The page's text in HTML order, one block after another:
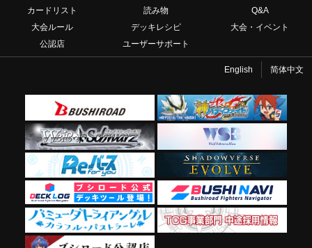
カードリスト
読み物
Q&A
大会ルール
デッキレシピ
大会・イベント
公認店
ユーザーサポート
English 简体中文